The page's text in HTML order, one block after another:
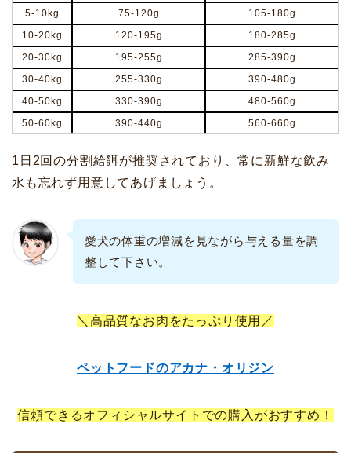
5-10kg
75-120g
105-180g
10-20kg
120-195g
180-285g
20-30kg
195-255g
285-390g
30-40kg
255-330g
390-480g
40-50kg
330-390g
480-560g
50-60kg
390-440g 560-660g
1日2回の分割給餌が推奨されており、常に新鮮な飲み
水も忘れず用意してあげましょう。
愛犬の体重の増減を見ながら与える量を調
整して下さい。
＼高品質なお肉をたっぷり使用／
ペットフードのアカナ・オリジン
信頼できるオフィシャルサイトでの購入がおすすめ！